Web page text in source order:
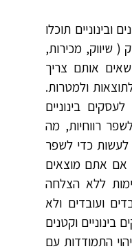
תוכלו
שיווק, מכירות,
אותם צריך
ולמטרות.
בינוניים
רווחיות, מה
כדי לשפר
אם אתם מוצאים
ללא הצלחה
ועובדים ולא
וקטנים
התמודדות עם